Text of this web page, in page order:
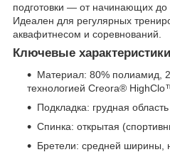
подготовки — от начинающих до
Идеален для регулярных
аквафитнесом и соревнований.
Ключевые характеристики
Материал: 80% полиамид,
технологией Creora®
Подкладка: грудная область
Спинка: открытая
Бретели: средней ширины,